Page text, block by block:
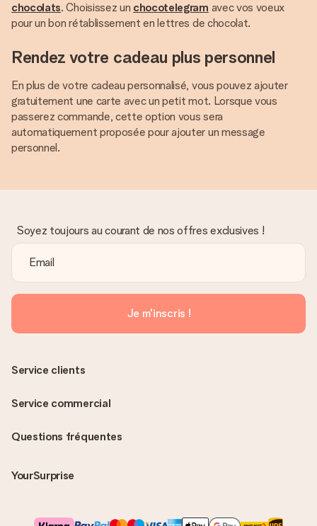
chocolats. Choisissez un chocotelegram avec vos voeux
pour un bon rétablissement en lettres de chocolat.
Rendez votre cadeau plus personnel
En plus de votre cadeau personnalisé, vous pouvez ajouter
gratuitement une carte avec un petit mot. Lorsque vous
passerez commande, cette option vous sera
automatiquement proposée pour ajouter un message
personnel.
Soyez toujours au courant de nos offres exclusives !
Je m'inscris !
Questions fréquentes
YourSurprise
Service clients
Service commercial